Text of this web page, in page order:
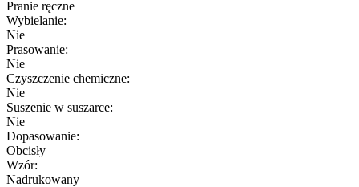
Pranie ręczne
Wybielanie:
Nie
Prasowanie:
Nie
Czyszczenie chemiczne:
Nie
Suszenie w suszarce:
Nie
Dopasowanie:
Obcisły
Wzór:
Nadrukowany